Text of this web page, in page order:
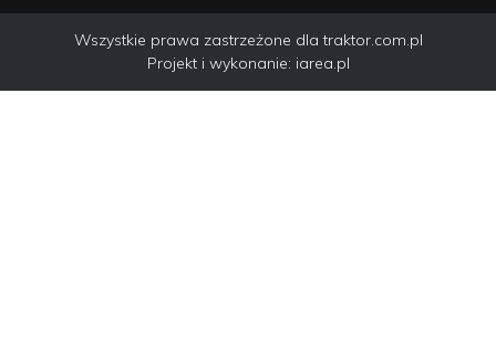
Wszystkie prawa zastrzeżone dla traktor.com.pl
Projekt i wykonanie: iarea.pl